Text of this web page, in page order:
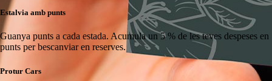
Estalvia amb punts
Guanya punts a cada estada. Acumula un 5 % de les teves despeses en
punts per bescanviar en reserves.
Protur Cars